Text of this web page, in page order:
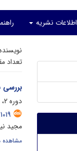
اطلاعات نشریه
تعداد
بررسی
دوره 2، شماره 1، مرداد 1403، صفحه
مجید
مشاهده